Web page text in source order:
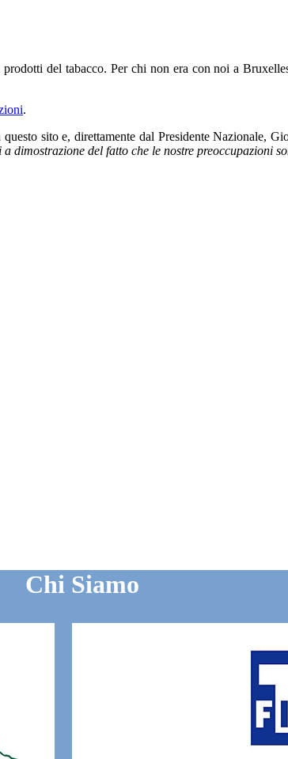
del tabacco. Per chi non era con noi a
.
sito e, direttamente dal Presidente Nazionale,
del fatto che le nostre preoccupazioni
Chi Siamo